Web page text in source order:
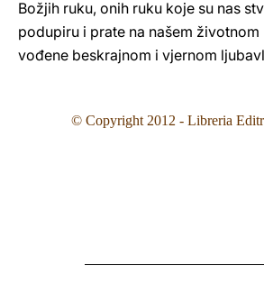
Božjih ruku, onih ruku koje su nas
podupiru i prate na našem životnom
vođene beskrajnom i vjernom
© Copyright 2012 - Libreria